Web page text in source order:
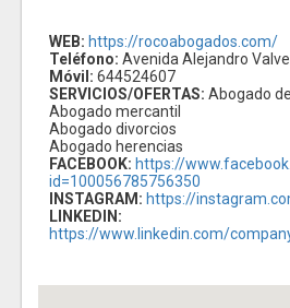
WEB: https://rocoabogados.com/
Teléfono: Avenida Alejandro
Móvil: 644524607
SERVICIOS/OFERTAS: Abogado
Abogado mercantil
Abogado divorcios
Abogado herencias
FACEBOOK: https://
id=100056785756350
INSTAGRAM: https://
LINKEDIN:
https://www.linkedin.com/